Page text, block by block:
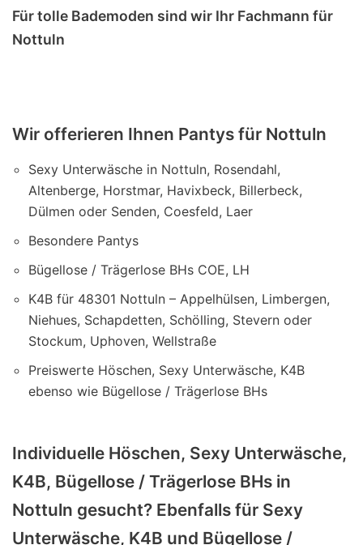
Für tolle Bademoden sind wir Ihr Fachmann für
Nottuln
Wir offerieren Ihnen Pantys für Nottuln
Sexy Unterwäsche in Nottuln, Rosendahl,
Altenberge, Horstmar, Havixbeck, Billerbeck,
Dülmen oder Senden, Coesfeld, Laer
Besondere Pantys
Bügellose / Trägerlose BHs COE, LH
K4B für 48301 Nottuln – Appelhülsen, Limbergen,
Niehues, Schapdetten, Schölling, Stevern oder
Stockum, Uphoven, Wellstraße
Preiswerte Höschen, Sexy Unterwäsche, K4B
ebenso wie Bügellose / Trägerlose BHs
Individuelle Höschen, Sexy Unterwäsche,
K4B, Bügellose / Trägerlose BHs in
Nottuln gesucht? Ebenfalls für Sexy
Unterwäsche, K4B und Bügellose /